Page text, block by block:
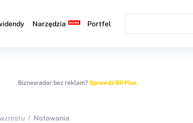
Narzędzia Portfel
Biznesradar bez reklam? Sprawdź BR Plus
Notowania